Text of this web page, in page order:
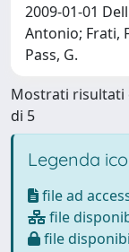
2009-01-01
Antonio; Frati,
Pass, G.
Mostrati risultati
di 5
Legenda
file ad
file
file